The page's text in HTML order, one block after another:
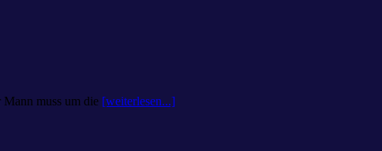
muss um die [weiterlesen...]